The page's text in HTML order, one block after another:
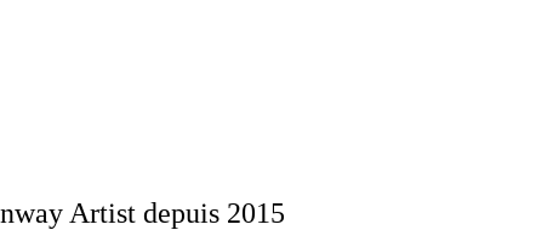
Artist depuis 2015